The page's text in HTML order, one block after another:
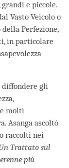
e piccole.
Vasto Veicolo o
Perfezione,
in particolare
diffondere gli
molti
Asanga ascoltò
raccolti nei
Trattato sul
più